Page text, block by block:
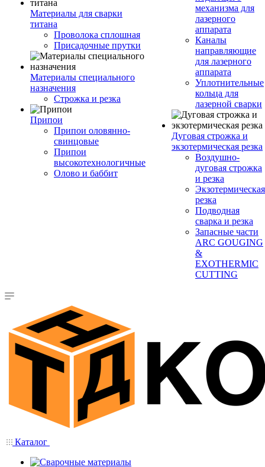
Материалы для сварки
титана
Проволока сплошная
Присадочные прутки
Материалы специального
назначения
Строжка и резка
Припои
Припои оловянно-
свинцовые
Припои
высокотехнологичные
Олово и баббит
механизма для
лазерного
аппарата
Каналы
направляющие
для лазерного
аппарата
Уплотнительные
кольца для
лазерной сварки
Дуговая строжка и
экзотермическая резка
Воздушно-
дуговая строжка
и резка
Экзотермическая
резка
Подводная
сварка и резка
Запасные части
ARC GOUGING
&
EXOTHERMIC
CUTTING
Каталог